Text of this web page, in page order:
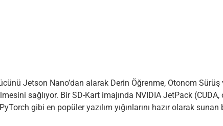
Jetson Nano’dan alarak Derin Öğrenme, Otonom
sağlıyor. Bir SD-Kart imajında NVIDIA JetPack
gibi en popüler yazılım yığınlarını hazır olarak